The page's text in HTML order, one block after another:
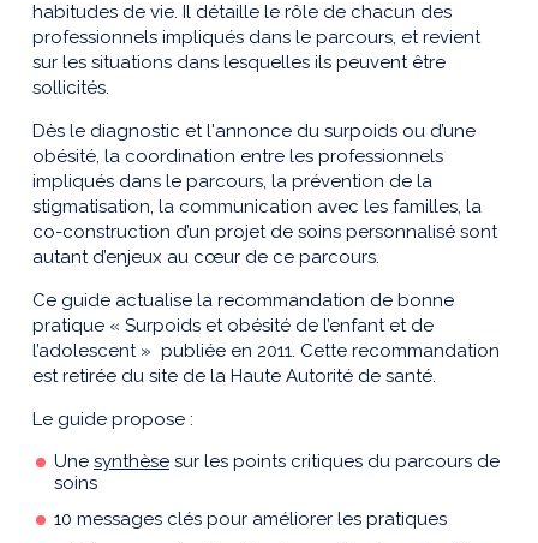
habitudes de vie. Il détaille le rôle de chacun des
professionnels impliqués dans le parcours, et revient
sur les situations dans lesquelles ils peuvent être
sollicités.
Dès le diagnostic et l'annonce du surpoids ou d’une
obésité, la coordination entre les professionnels
impliqués dans le parcours, la prévention de la
stigmatisation, la communication avec les familles, la
co-construction d’un projet de soins personnalisé sont
autant d’enjeux au cœur de ce parcours.
Ce guide actualise la recommandation de bonne
pratique « Surpoids et obésité de l’enfant et de
l’adolescent » publiée en 2011. Cette recommandation
est retirée du site de la Haute Autorité de santé.
Le guide propose :
Une synthèse sur les points critiques du parcours de
soins
10 messages clés pour améliorer les pratiques